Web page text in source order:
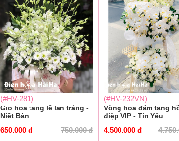
(#HV-281)
Giỏ hoa tang lễ lan trắng -
Niết Bàn
750.000đ
650.000 đ
(#HV-232VN)
Vòng hoa đám tang
điệp VIP - Tin Yêu
4.500.000 đ